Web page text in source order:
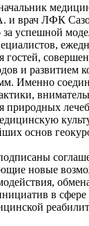
и врач ЛФК
за успешной
гостей,
и развитием
Именно
природных
основ
новые
в сфере